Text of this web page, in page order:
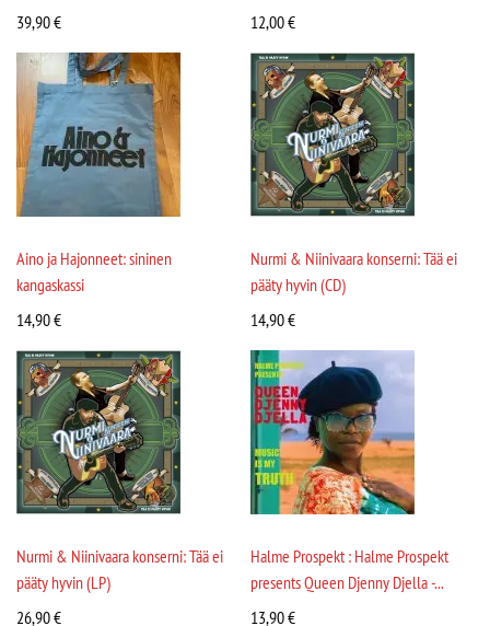
39,90€
12,00€
Aino ja Hajonneet: sininen
kangaskassi
14,90€
Nurmi & Niinivaara konserni: Tää ei
pääty hyvin (CD)
14,90€
Nurmi & Niinivaara konserni: Tää ei
pääty hyvin (LP)
26,90€
Halme Prospekt : Halme Prospekt
presents Queen Djenny Djella -...
13,90€